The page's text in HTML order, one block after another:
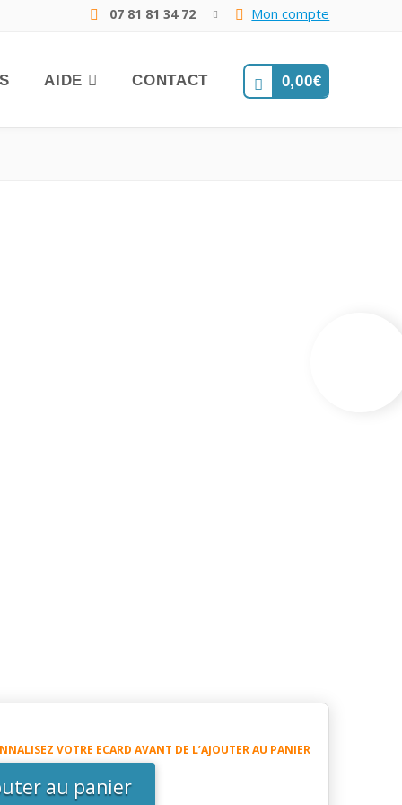
07 81 81 34 72 Mon compte
AIDE CONTACT 0,00€
VOTRE ECARD AVANT DE L’AJOUTER AU PANIER
au panier